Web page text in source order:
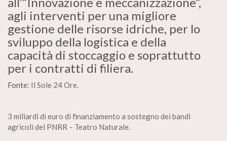
agli interventi per una migliore
gestione delle risorse idriche, per lo
sviluppo della logistica e della
capacità di stoccaggio e soprattutto
per i contratti di filiera.
Fonte: Il Sole 24 Ore.
3 miliardi di euro di finanziamento a sostegno dei bandi
agricoli del PNRR – Teatro Naturale.